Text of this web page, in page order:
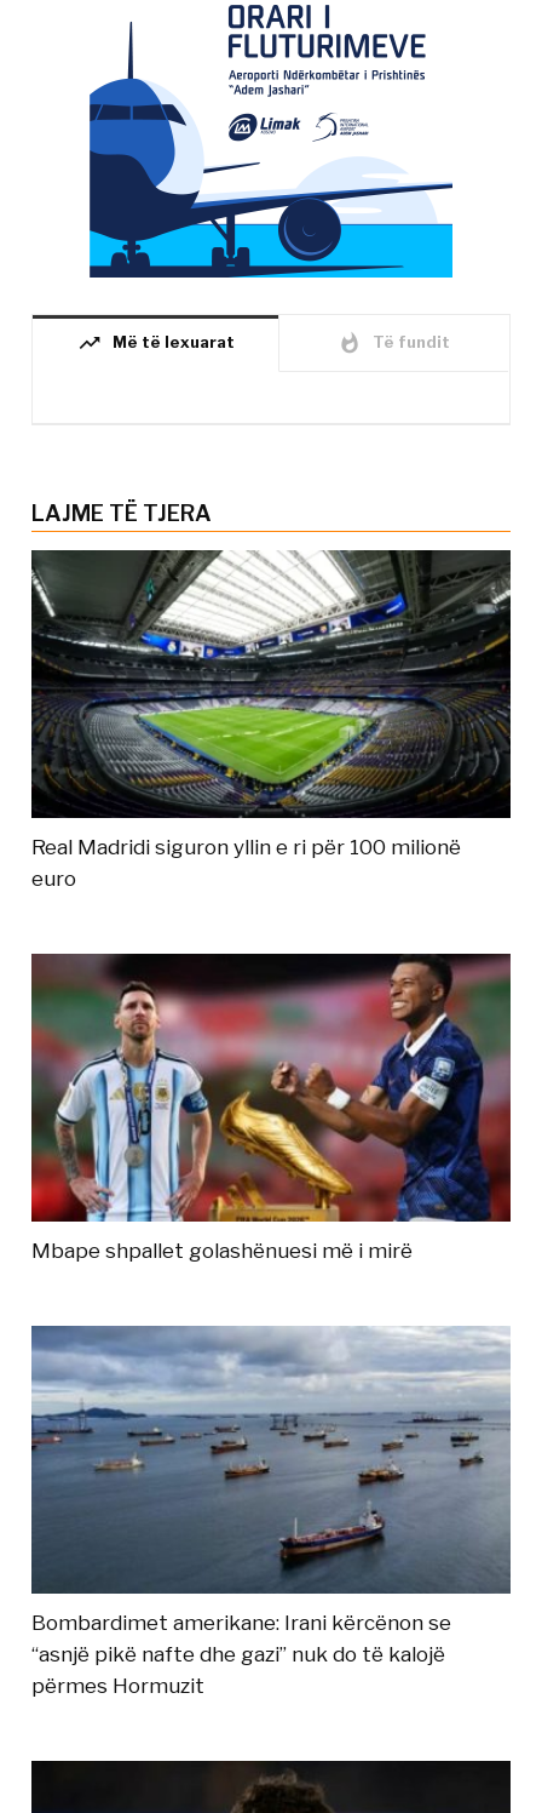
trending_up Më të lexuarat whatshot Të fundit
LAJME TË TJERA
Real Madridi siguron yllin e ri për 100 milionë
euro
Mbape shpallet golashënuesi më i mirë
Bombardimet amerikane: Irani kërcënon se
“asnjë pikë nafte dhe gazi” nuk do të kalojë
përmes Hormuzit